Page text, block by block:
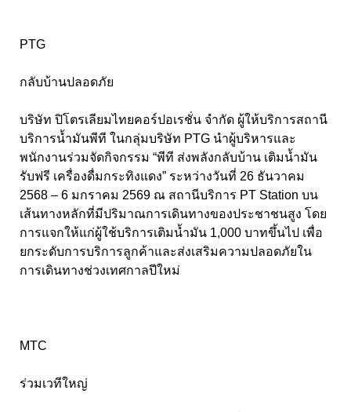
PTG
กลับบ้านปลอดภัย
บริษัท ปิโตรเลียมไทยคอร์ปอเรชั่น จำกัด ผู้ให้บริการสถานี
บริการน้ำมันพีที ในกลุ่มบริษัท PTG นำผู้บริหารและ
พนักงานร่วมจัดกิจกรรม “พีที ส่งพลังกลับบ้าน เติมน้ำมัน
รับฟรี เครื่องดื่มกระทิงแดง” ระหว่างวันที่ 26 ธันวาคม
2568 – 6 มกราคม 2569 ณ สถานีบริการ PT Station บน
เส้นทางหลักที่มีปริมาณการเดินทางของประชาชนสูง โดย
การแจกให้แก่ผู้ใช้บริการเติมน้ำมัน 1,000 บาทขึ้นไป เพื่อ
ยกระดับการบริการลูกค้าและส่งเสริมความปลอดภัยใน
การเดินทางช่วงเทศกาลปีใหม่
MTC
ร่วมเวทีใหญ่